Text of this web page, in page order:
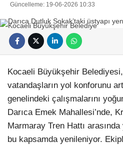
Güncelleme: 19-06-2026 10:33
Kocaeli Büyükşehir
vatandaşların yol konforunu
genelindeki çalışmalarını
Darıca Emek Mahallesi’nde,
Marmaray Tren Hattı
bu kapsamda yenileniyor.